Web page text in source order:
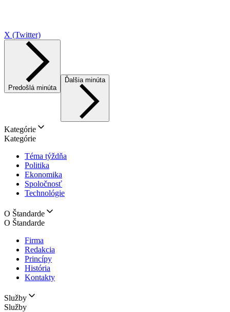
X (Twitter)
Predošlá minúta
Ďalšia minúta
Kategórie
Kategórie
Téma týždňa
Politika
Ekonomika
Spoločnosť
Technológie
O Štandarde
O Štandarde
Firma
Redakcia
Princípy
História
Kontakty
Služby
Služby